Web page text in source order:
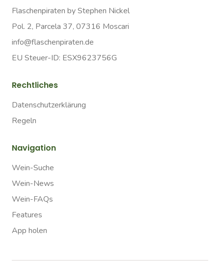
Flaschenpiraten by Stephen Nickel
Pol. 2, Parcela 37, 07316 Moscari
info@flaschenpiraten.de
EU Steuer-ID: ESX9623756G
Rechtliches
Datenschutzerklärung
Regeln
Navigation
Wein-Suche
Wein-News
Wein-FAQs
Features
App holen